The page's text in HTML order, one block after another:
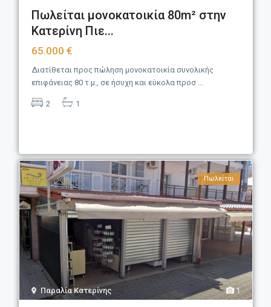
Πωλείται μονοκατοικία 80m² στην
Κατερίνη Πιε...
65.000 €
Διατίθεται προς πώληση μονοκατοικία συνολικής
επιφάνειας 80 τ.μ., σε ήσυχη και εύκολα προσ ...
2 1
1
Παραλία Κατερίνης
Πωλείται